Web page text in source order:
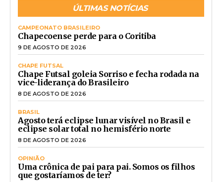
ÚLTIMAS NOTÍCIAS
CAMPEONATO BRASILEIRO
Chapecoense perde para o Coritiba
9 DE AGOSTO DE 2026
CHAPE FUTSAL
Chape Futsal goleia Sorriso e fecha rodada na
vice-liderança do Brasileiro
8 DE AGOSTO DE 2026
BRASIL
Agosto terá eclipse lunar visível no Brasil e
eclipse solar total no hemisfério norte
8 DE AGOSTO DE 2026
OPINIÃO
Uma crônica de pai para pai. Somos os filhos
que gostaríamos de ter?